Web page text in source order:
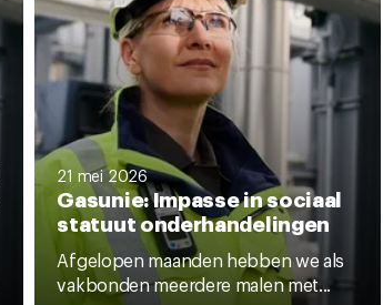
21 mei 2026
Gasunie: Impasse in sociaal
statuut onderhandelingen
Afgelopen maanden hebben we als
vakbonden meerdere malen met...